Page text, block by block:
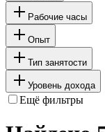
Рабочие часы
Опыт
Тип занятости
Уровень дохода
Ещё фильтры